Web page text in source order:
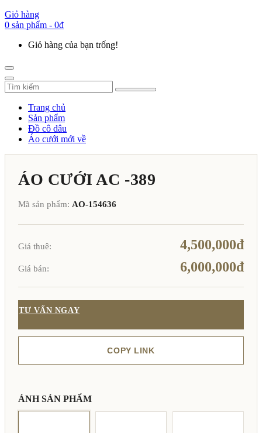
Giỏ hàng
0 sản phẩm - 0đ
Giỏ hàng của bạn trống!
Trang chủ
Sản phẩm
Đồ cô dâu
Áo cưới mới về
ÁO CƯỚI AC -389
Mã sản phẩm: AO-154636
Giá thuê: 4,500,000đ
Giá bán: 6,000,000đ
TƯ VẤN NGAY
COPY LINK
ẢNH SẢN PHẨM